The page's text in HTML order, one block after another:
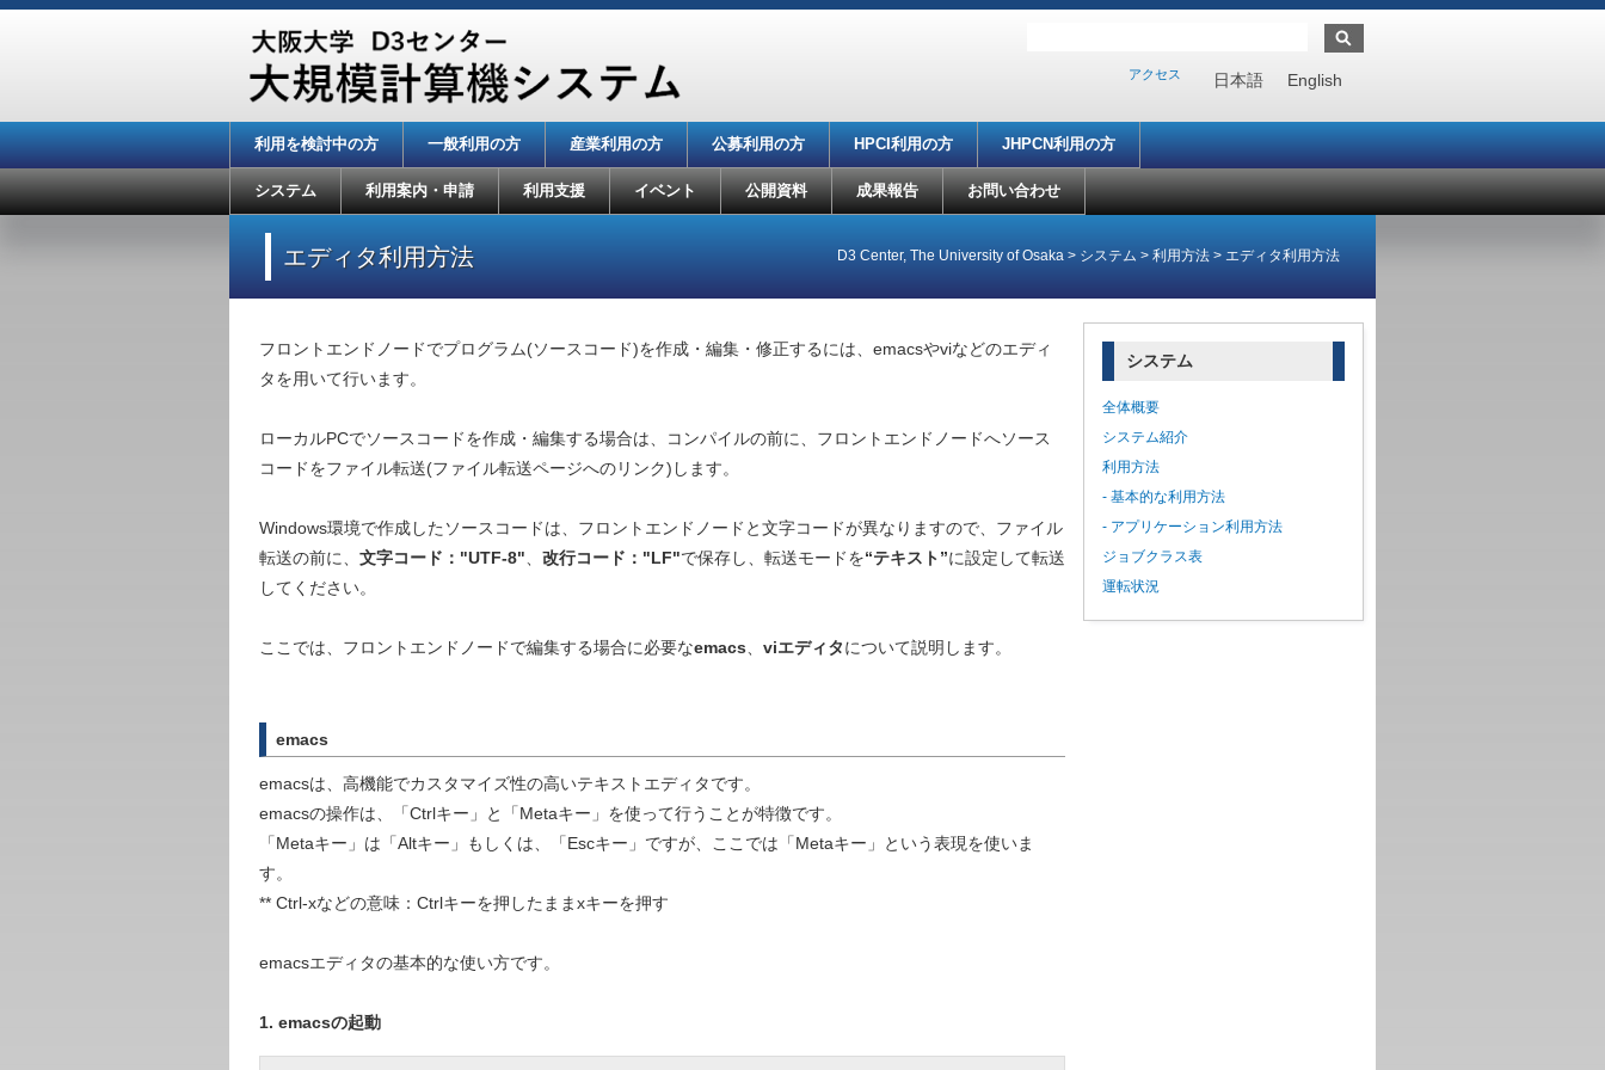
日本語 English
アクセス
利用を検討中の方 一般利用の方 産業利用の方 公募利用の方 HPCI利用の方 JHPCN利用の方
システム 利用案内・申請 利用支援 イベント 公開資料 成果報告 お問い合わせ
エディタ利用方法 D3 Center, The University of Osaka > システム > 利用方法 > エディタ利用方法
フロントエンドノードでプログラム(ソースコード)を作成・編集・修正するには、emacsやviなどのエディ
タを用いて行います。
ローカルPCでソースコードを作成・編集する場合は、コンパイルの前に、フロントエンドノードへソース
コードをファイル転送(ファイル転送ページへのリンク)します。
Windows環境で作成したソースコードは、フロントエンドノードと文字コードが異なりますので、ファイル
転送の前に、 文字コード："UTF-8" 改行コード："LF"で保存し、転送モードを“テキスト”に設定して転送
してください。
ここでは、フロントエンドノードで編集する場合に必要なemacs viエディタについて説明します。
emacs
emacsは、高機能でカスタマイズ性の高いテキストエディタです。
emacsの操作は、「Ctrlキー」と「Metaキー」を使って行うことが特徴です。
「Metaキー」は「Altキー」もしくは、「Escキー」ですが、ここでは「Metaキー」という表現を使いま
す。
** Ctrl-xなどの意味：Ctrlキーを押したままxキーを押す
emacsエディタの基本的な使い方です。
1. emacsの起動
システム
全体概要
システム紹介
利用方法
- 基本的な利用方法
- アプリケーション利用方法
ジョブクラス表
運転状況